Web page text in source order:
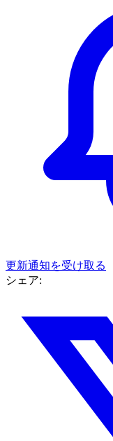
更新通知を受け取る
シェア: